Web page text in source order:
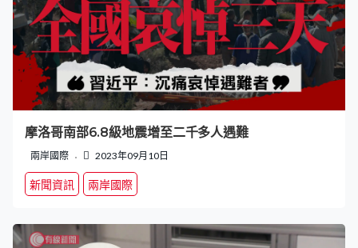
摩洛哥南部6.8級地震增至二千多人遇難
兩岸國際 2023年09月10日
新聞資訊 兩岸國際